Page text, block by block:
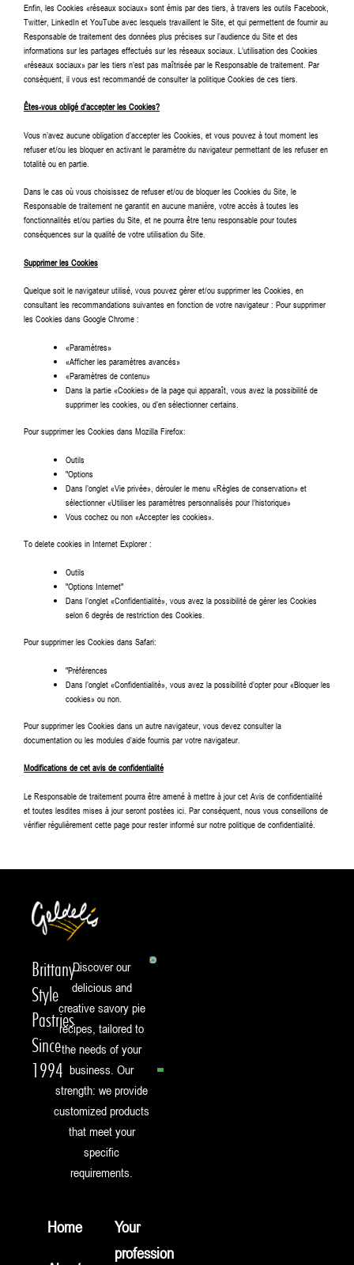
Enfin, les Cookies «réseaux sociaux» sont émis par des tiers, à travers les outils Facebook,
Twitter, LinkedIn et YouTube avec lesquels travaillent le Site, et qui permettent de fournir au
Responsable de traitement des données plus précises sur l’audience du Site et des
informations sur les partages effectués sur les réseaux sociaux. L’utilisation des Cookies
«réseaux sociaux» par les tiers n’est pas maîtrisée par le Responsable de traitement. Par
conséquent, il vous est recommandé de consulter la politique Cookies de ces tiers.
Êtes-vous obligé d’accepter les Cookies?
Vous n’avez aucune obligation d’accepter les Cookies, et vous pouvez à tout moment les
refuser et/ou les bloquer en activant le paramètre du navigateur permettant de les refuser en
totalité ou en partie.
Dans le cas où vous choisissez de refuser et/ou de bloquer les Cookies du Site, le
Responsable de traitement ne garantit en aucune manière, votre accès à toutes les
fonctionnalités et/ou parties du Site, et ne pourra être tenu responsable pour toutes
conséquences sur la qualité de votre utilisation du Site.
Supprimer les Cookies
Quelque soit le navigateur utilisé, vous pouvez gérer et/ou supprimer les Cookies, en
consultant les recommandations suivantes en fonction de votre navigateur : Pour supprimer
les Cookies dans Google Chrome :
«Paramètres»
«Afficher les paramètres avancés»
«Paramètres de contenu»
Dans la partie «Cookies» de la page qui apparaît, vous avez la possibilité de
supprimer les cookies, ou d’en sélectionner certains.
Pour supprimer les Cookies dans Mozilla Firefox:
Outils
"Options
Dans l’onglet «Vie privée», dérouler le menu «Règles de conservation» et
sélectionner «Utiliser les paramètres personnalisés pour l’historique»
Vous cochez ou non «Accepter les cookies».
To delete cookies in Internet Explorer :
Outils
"Options Internet"
Dans l’onglet «Confidentialité», vous avez la possibilité de gérer les Cookies
selon 6 degrés de restriction des Cookies.
Pour supprimer les Cookies dans Safari:
"Préférences
Dans l’onglet «Confidentialité», vous avez la possibilité d’opter pour «Bloquer les
cookies» ou non.
Pour supprimer les Cookies dans un autre navigateur, vous devez consulter la
documentation ou les modules d’aide fournis par votre navigateur.
Modifications de cet avis de confidentialité
Le Responsable de traitement pourra être amené à mettre à jour cet Avis de confidentialité
et toutes lesdites mises à jour seront postées ici. Par conséquent, nous vous conseillons de
vérifier régulièrement cette page pour rester informé sur notre politique de confidentialité.
Brittany-
Style
Pastries
Since
1994
Discover our
delicious and
creative savory pie
recipes, tailored to
the needs of your
business. Our
strength: we provide
customized products
that meet your
specific
requirements.
Home
Your
profession